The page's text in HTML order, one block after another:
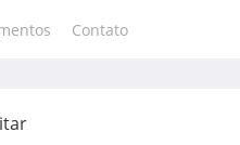
Contato